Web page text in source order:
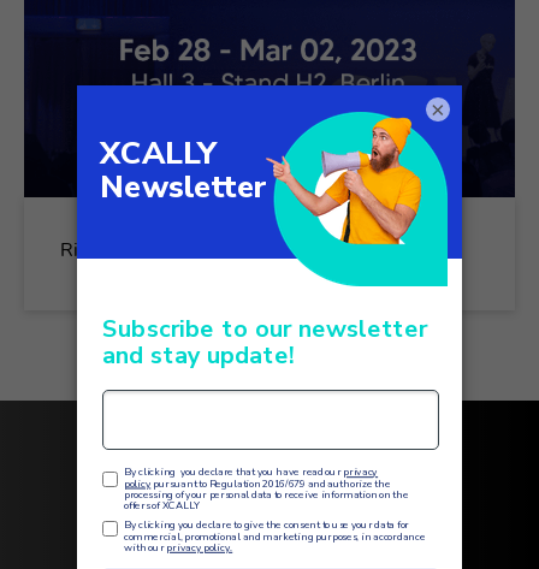
Richiedi maggiori informazioni sull'evento
×